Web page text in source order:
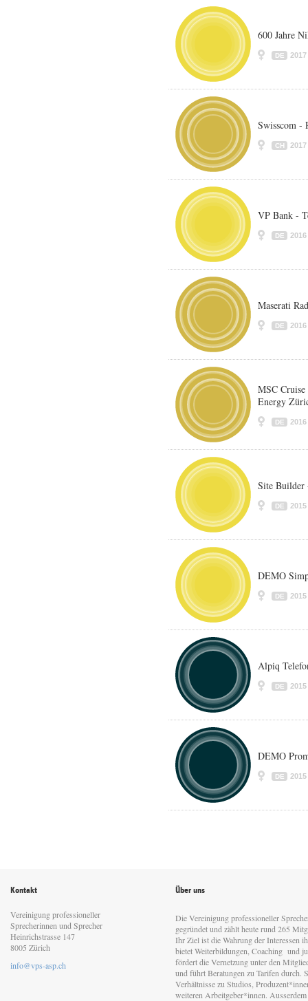
600 Jahre
DE 2017
Swisscom -
CH 2017
VP Bank -
DE 2016
Maserati
DE 2016
MSC
Energy
DE 2016
Site Builder
DE 2015
DEMO
DE 2015
Alpiq
DE 2015
DEMO
DE 2015
Kontakt
Vereinigung professioneller
Sprecherinnen und Sprecher
Heinrichstrasse 147
8005 Zürich
info@vps-asp.ch
Über uns
Die Vereinigung professioneller
gegründet und zählt heute rund 265
Ihr Ziel ist die Wahrung der Interessen
bietet Weiterbildungen, Coaching und
fördert die Vernetzung unter den
und führt Beratungen zu Tarifen durch.
Verhältnisse zu Studios,
weiteren Arbeitgeber*innen.